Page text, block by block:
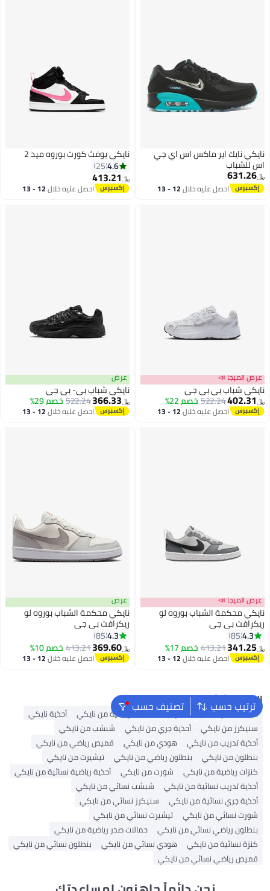
نايكي نايك اير ماكس اس اي جي
اس للشباب
﷼‏631.26
احصل عليه خلال 12 - 13
7
نايكي يوفث كورت بوروه ميد 2
4.6
25
﷼‏413.21
احصل عليه خلال 12 - 13
عرض الميجا 📣
نايكي شباب بي بي جي
﷼‏402.31
522.24خصم 22%
احصل عليه خلال 12 - 13
عرض
نايكي شباب بي- بي جي
﷼‏366.33
522.24خصم 29%
احصل عليه خلال 12 - 13
9
عرض الميجا 📣
نايكي محكمة الشباب بوروه لو
ريكرافت بي جي
4.3
85
﷼‏341.25
413.21خصم 17%
احصل عليه خلال 12 - 13
عرض
نايكي محكمة الشباب بوروه لو
ريكرافت بي جي
4.3
85
﷼‏369.60
413.21خصم 10%
احصل عليه خلال 12 - 13
ترتيب حسب تصنيف حسب البحث الشائع
حقائب ظهر حقيبة ظهر نايك أحذية رياضية من نايكي
أحذية نايكي
سنيكرز من نايكي
أحذية جري من نايكي
شبشب من نايكي
أحذية تدريب من نايكي
هودي من نايكي
قميص رياضي من نايكي
بنطلون من نايكي
بنطلون رياضي من نايكي
تيشيرت من نايكي
كنزات رياضية من نايكي
شورت من نايكي
أحذية رياضية نسائية من نايكي
أحذية تدريب نسائية من نايكي
شبشب نسائي من نايكي
أحذية جري نسائية من نايكي
سنيكرز نسائي من نايكي
شورت نسائي من نايكي
تيشيرت نسائي من نايكي
بنطلون رياضي نسائي من نايكي
حمالات صدر رياضية من نايكي
كنزة نسائية من نايكي
هودي نسائي من نايكي
بنطلون نسائي من نايكي
قميص رياضي نسائي من نايكي